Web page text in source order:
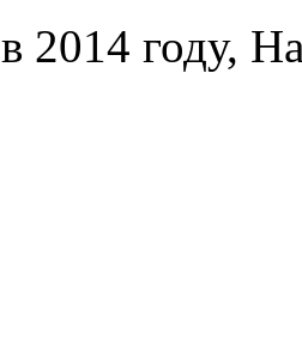
2014 году,